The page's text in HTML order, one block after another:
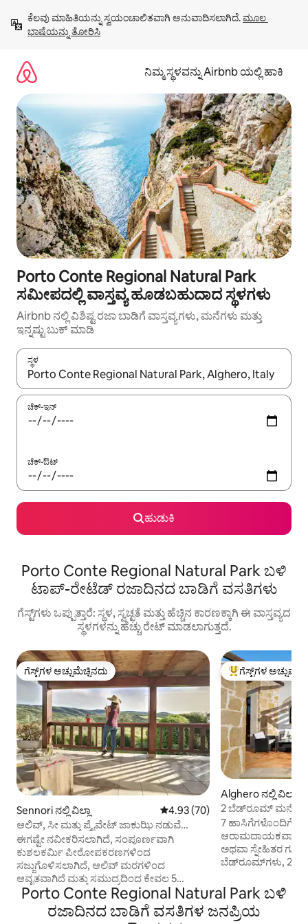
ಹೋಗಿ
ಕೆಲವು ಮಾಹಿತಿಯನ್ನು ಸ್ವಯಂಚಾಲಿತವಾಗಿ ಅನುವಾದಿಸಲಾಗಿದೆ. ಮೂಲ
ಭಾಷೆಯನ್ನು ತೋರಿಸಿ
ನಿಮ್ಮ ಸ್ಥಳವನ್ನು Airbnb ಯಲ್ಲಿ ಹಾಕಿ
Porto Conte Regional Natural Park
ಸಮೀಪದಲ್ಲಿ ವಾಸ್ತವ್ಯ ಹೂಡಬಹುದಾದ ಸ್ಥಳಗಳು
Airbnb ನಲ್ಲಿ ವಿಶಿಷ್ಟ ರಜಾ ಬಾಡಿಗೆ ವಾಸ್ತವ್ಯಗಳು, ಮನೆಗಳು ಮತ್ತು
ಇನ್ನಷ್ಟು ಬುಕ್ ಮಾಡಿ
ಸ್ಥಳ
ಫಲಿತಾಂಶಗಳು ಲಭ್ಯವಿರುವಾಗ, ಅಪ್ ಮತ್ತು ಡೌನ್ ಬಾಣದ ಕೀಲಿಗಳೊಂದಿಗೆ
ಚೆಕ್-ಇನ್
ಚೆಕ್-ಔಟ್
ಹುಡುಕಿ
Porto Conte Regional Natural Park ಬಳಿ
ಟಾಪ್-ರೇಟೆಡ್ ರಜಾದಿನದ ಬಾಡಿಗೆ ವಸತಿಗಳು
ಗೆಸ್ಟ್‌ಗಳು ಒಪ್ಪುತ್ತಾರೆ: ಸ್ಥಳ, ಸ್ವಚ್ಛತೆ ಮತ್ತು ಹೆಚ್ಚಿನ ಕಾರಣಕ್ಕಾಗಿ ಈ ವಾಸ್ತವ್ಯದ
ಸ್ಥಳಗಳನ್ನು ಹೆಚ್ಚು ರೇಟ್ ಮಾಡಲಾಗುತ್ತದೆ.
ಗೆಸ್ಟ್‌ಗಳ ಅಚ್ಚುಮೆಚ್ಚಿನದು
ಗೆಸ್ಟ್‌ಗಳ ಅಚ್ಚುಮೆಚ್ಚಿನದು
Sennori ನಲ್ಲಿ ವಿಲ್ಲಾ 5 ರಲ್ಲಿ 4.93 ಸರಾಸರಿ ರೇಟಿಂಗ್, 70
4.93 (70)
ಆಲಿವ್, ಸೀ ಮತ್ತು ಪ್ರೈವೇಟ್ ಜಾಕುಝಿ ನಡುವೆ
ವಿಲ್ಲಾದಲ್ಲಿ ವಿಶ್ರಾಂತಿ ಪಡೆಯಿರಿ
ಈಗಷ್ಟೇ ನವೀಕರಿಸಲಾಗಿದೆ, ಸಂಪೂರ್ಣವಾಗಿ
ಕುಶಲಕರ್ಮಿ ಪೀಠೋಪಕರಣಗಳಿಂದ
ಸಜ್ಜುಗೊಳಿಸಲಾಗಿದೆ, ಆಲಿವ್ ಮರಗಳಿಂದ
ಆವೃತವಾಗಿದೆ ಮತ್ತು ಸಮುದ್ರದಿಂದ ಕೇವಲ 5
ನಿಮಿಷಗಳು. ನಮ್ಮ ವಿಲ್ಲಾ ಆಧುನಿಕ ಸೌಕರ್ಯಗಳು
ಮತ್ತು ವಿಶಿಷ್ಟ ಹಳ್ಳಿಗಾಡಿನ ಮೋಡಿ ನೀಡುತ್ತದೆ, ಇದು
ವಿಶ್ರಾಂತಿ ವಿಹಾರಕ್ಕೆ ಸೂಕ್ತವಾಗಿದೆ. ಶಾಶ್ವತ
ಗೆಸ್ಟ್‌ಗಳಿಗೆ ಅತಿ ಹೆಚ್ಚು
ಗೆಸ್ಟ್‌ಗಳ
Alghero ನಲ್ಲಿ ವಿಲ್ಲಾ
2 ಬೆಡ್‌ರೂಮ್ ಮನೆ
ಸೋಲಾರಿಯಂ
7 ಹಾಸಿಗೆಗಳೊಂದಿಗೆ
ಆರಾಮದಾಯಕವಾದ
ಅಥವಾ ಸ್ನೇಹಿತರ
ಬೆಡ್‌ರೂಮ್‌ಗಳು, 2
ಸಮುದ್ರ, ನಗರ ಮತ್ತು
ನೋಟವನ್ನು
ಕೇವಲ 10 ನಿಮಿಷಗಳ
Porto Conte Regional Natural Park ಬಳಿ
ರಜಾದಿನದ ಬಾಡಿಗೆ ವಸತಿಗಳ ಜನಪ್ರಿಯ